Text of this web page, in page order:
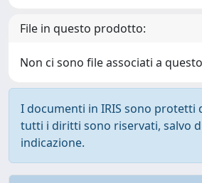
File in questo prodotto:
Non ci sono file associati a
I documenti in IRIS sono protetti
tutti i diritti sono riservati, salvo
indicazione.